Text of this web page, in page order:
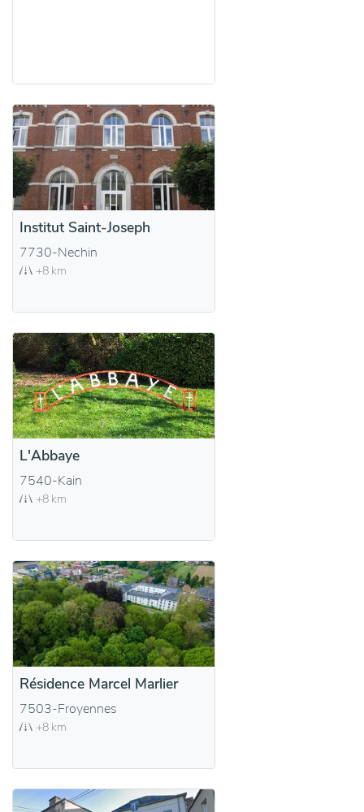
Institut Saint-Joseph
7730-Nechin
+8 km
L'Abbaye
7540-Kain
+8 km
Résidence Marcel Marlier
7503-Froyennes
+8 km